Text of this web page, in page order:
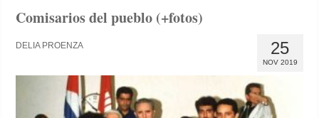
Comisarios del pueblo (+fotos)
25
NOV 2019
DELIA PROENZA